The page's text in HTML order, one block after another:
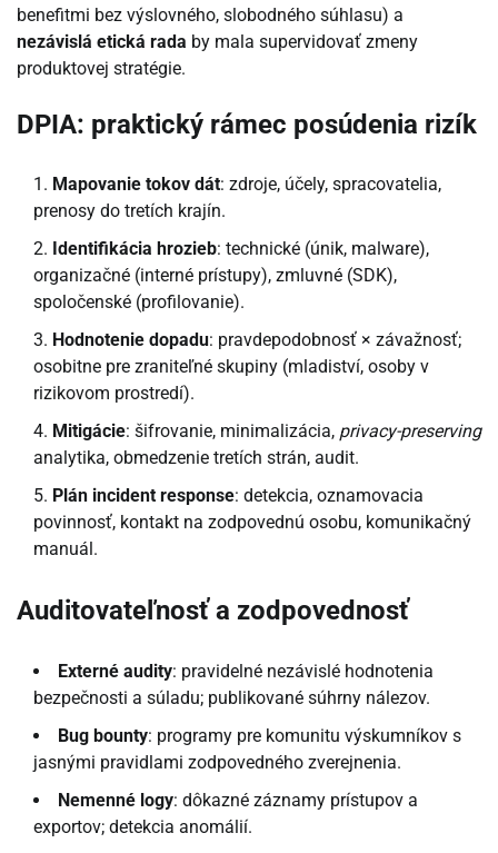
benefitmi bez výslovného, slobodného súhlasu) a
nezávislá etická rada by mala supervidovať zmeny
produktovej stratégie.
DPIA: praktický rámec posúdenia rizík
Mapovanie tokov dát: zdroje, účely, spracovatelia,
prenosy do tretích krajín.
Identifikácia hrozieb: technické (únik, malware),
organizačné (interné prístupy), zmluvné (SDK),
spoločenské (profilovanie).
Hodnotenie dopadu: pravdepodobnosť × závažnosť;
osobitne pre zraniteľné skupiny (mladiství, osoby v
rizikovom prostredí).
Mitigácie: šifrovanie, minimalizácia, privacy-preserving
analytika, obmedzenie tretích strán, audit.
Plán incident response: detekcia, oznamovacia
povinnosť, kontakt na zodpovednú osobu, komunikačný
manuál.
Auditovateľnosť a zodpovednosť
Externé audity: pravidelné nezávislé hodnotenia
bezpečnosti a súladu; publikované súhrny nálezov.
Bug bounty: programy pre komunitu výskumníkov s
jasnými pravidlami zodpovedného zverejnenia.
Nemenné logy: dôkazné záznamy prístupov a
exportov; detekcia anomálií.